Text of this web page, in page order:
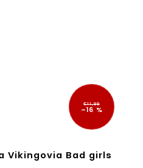
€11,99
–16 %
Vikingovia Bad girls